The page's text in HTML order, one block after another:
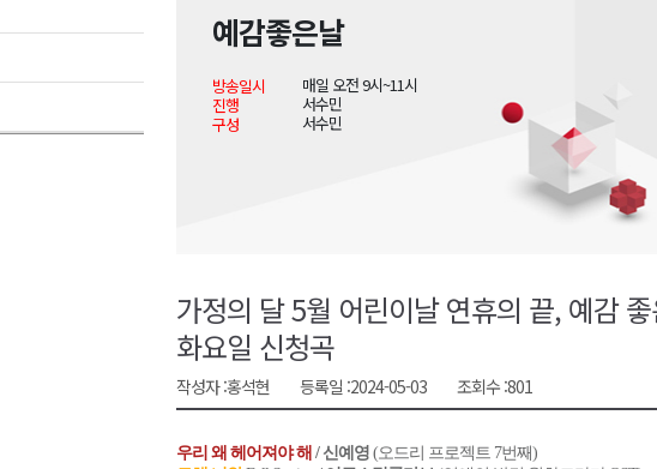
도-시군 첫 간담회..우상호 "하나된 공동체"
이 대통령, 사북·납북귀환어부 국가폭력 사과
여름축제 더위와 전쟁..물놀이 접목
강원도, 최휘영 문체부장관과 정책간담회
삼척 공공산후조리원 이전 시급
강원자치도교육청 교감급 이상 387명 인사
예감좋은날
방송일시
매일 오전 9시~11시
진행
서수민
구성
서수민
가정의 달 5월 어린이날 연휴의 끝, 예감
화요일 신청곡
작성자 :홍석현 등록일 :2024-05-03 조회수 :801
우리 왜 헤어져야 해 / 신예영 (오드리 프로젝트 7번째)